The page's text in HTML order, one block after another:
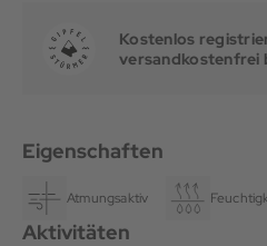
Kostenlos
versandkostenfrei
Eigenschaften
Atmungsaktiv
Aktivitäten